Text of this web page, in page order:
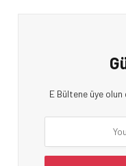
E Bültene üye